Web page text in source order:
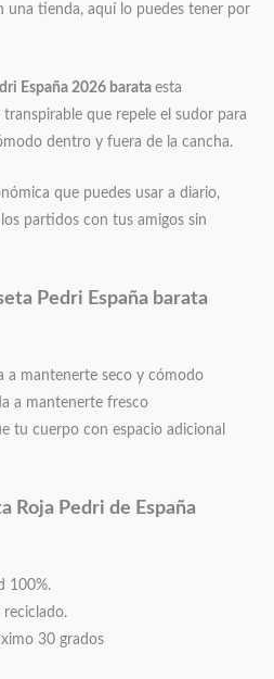
una tienda, aquí lo puedes tener por
España 2026 barata esta
que repele el sudor para
dentro y fuera de la cancha.
que puedes usar a diario,
partidos con tus amigos sin
Pedri España barata
a mantenerte seco y cómodo
a mantenerte fresco
tu cuerpo con espacio adicional
Roja Pedri de España
100%.
reciclado.
30 grados